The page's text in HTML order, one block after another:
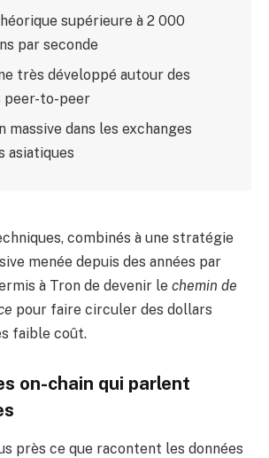
supérieure à 2 000
par seconde
très développé autour des
peer-to-peer
massive dans les exchanges
asiatiques
combinés à une stratégie
menée depuis des années par
à Tron de devenir le chemin de
pour faire circuler des dollars
faible coût.
on-chain qui parlent
près ce que racontent les données